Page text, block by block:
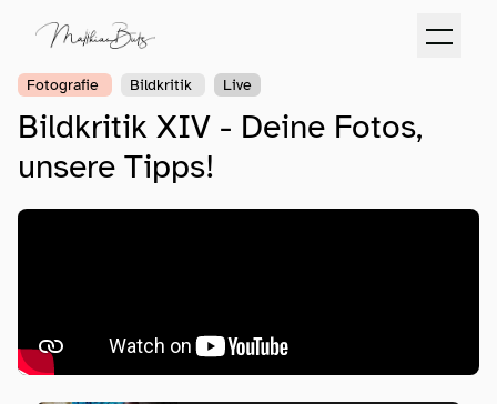
Fotografie Bildkritik Live
Bildkritik XIV - Deine Fotos,
unsere Tipps!